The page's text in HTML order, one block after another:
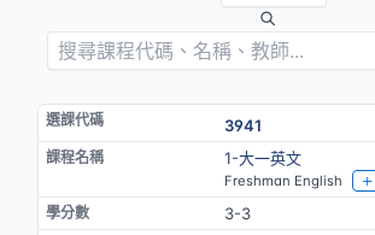
3941
1-大一英文
Freshman English
3-3